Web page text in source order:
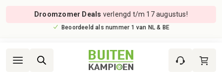
Droomzomer Deals verlengd t/m 17 augustus!
Beoordeeld als nummer 1 van NL & BE